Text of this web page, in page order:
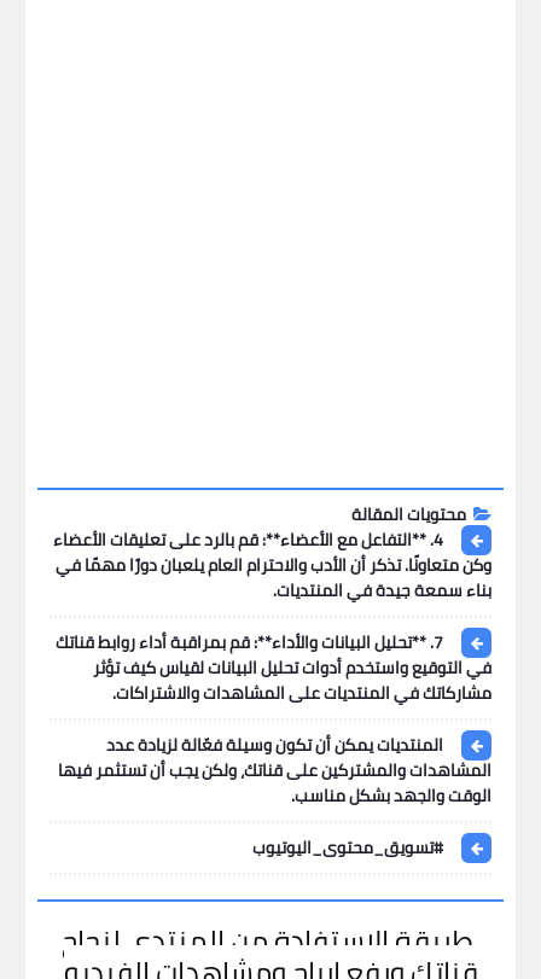
محتويات المقالة
4. **التفاعل مع الأعضاء**: قم بالرد على تعليقات الأعضاء
وكن متعاونًا. تذكر أن الأدب والاحترام العام يلعبان دورًا مهمًا في
بناء سمعة جيدة في المنتديات.
7. **تحليل البيانات والأداء**: قم بمراقبة أداء روابط قناتك
في التوقيع واستخدم أدوات تحليل البيانات لقياس كيف تؤثر
مشاركاتك في المنتديات على المشاهدات والاشتراكات.
المنتديات يمكن أن تكون وسيلة فعّالة لزيادة عدد
المشاهدات والمشتركين على قناتك، ولكن يجب أن تستثمر فيها
الوقت والجهد بشكل مناسب.
#تسويق_محتوى_اليوتيوب
طريقة الاستفادة من المنتدى لنجاح